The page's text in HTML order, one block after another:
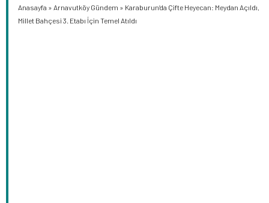
Anasayfa » Arnavutköy Gündem » Karaburun’da Çifte Heyecan: Meydan Açıldı,
Millet Bahçesi 3. Etabı İçin Temel Atıldı